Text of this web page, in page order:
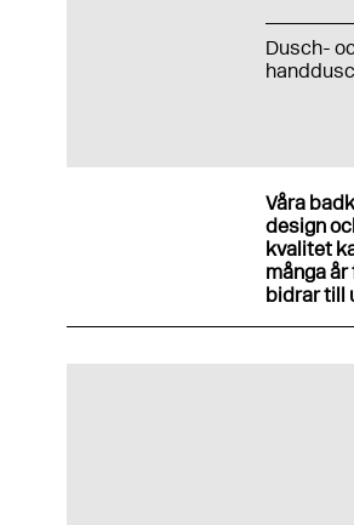
Dusch-
Våra
design
kvalitet
många
bidrar till